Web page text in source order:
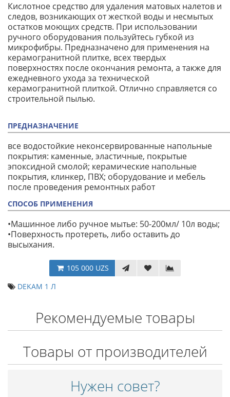
Кислотное средство для удаления матовых налетов и
следов, возникающих от жесткой воды и несмытых
остатков моющих средств. При использовании
ручного оборудования пользуйтесь губкой из
микрофибры. Предназначено для применения на
керамогранитной плитке, всех твердых
поверхностях после окончания ремонта, а также для
ежедневного ухода за технической
керамогранитной плиткой. Отлично справляется со
строительной пылью.
ПРЕДНАЗНАЧЕНИЕ
все водостойкие неконсервированные напольные
покрытия: каменные, эластичные, покрытые
эпоксидной смолой; керамические напольные
покрытия, клинкер, ПВХ; оборудование и мебель
после проведения ремонтных работ
СПОСОБ ПРИМЕНЕНИЯ
•Машинное либо ручное мытье: 50-200мл/ 10л воды;
•Поверхность протереть, либо оставить до
высыхания.
105 000 UZS
DEKAM 1 Л
Рекомендуемые товары
Товары от производителей
Нужен совет?